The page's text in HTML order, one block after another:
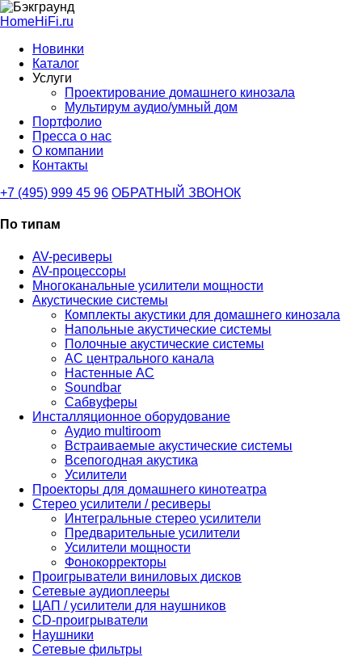
HomeHiFi.ru
Новинки
Каталог
Услуги
Проектирование домашнего кинозала
Мультирум аудио/умный дом
Портфолио
Пресса о нас
О компании
Контакты
+7 (495) 999 45 96 ОБРАТНЫЙ ЗВОНОК
По типам
AV-ресиверы
AV-процессоры
Многоканальные усилители мощности
Акустические системы
Комплекты акустики для домашнего кинозала
Напольные акустические системы
Полочные акустические системы
АС центрального канала
Настенные АС
Soundbar
Сабвуферы
Инсталляционное оборудование
Аудио multiroom
Встраиваемые акустические системы
Всепогодная акустика
Усилители
Проекторы для домашнего кинотеатра
Стерео усилители / ресиверы
Интегральные стерео усилители
Предварительные усилители
Усилители мощности
Фонокорректоры
Проигрыватели виниловых дисков
Сетевые аудиоплееры
ЦАП / усилители для наушников
CD-проигрыватели
Наушники
Сетевые фильтры